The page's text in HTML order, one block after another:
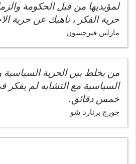
لمؤيديها من قبل الحكومة
حرية الفكر ، ناهيك عن حرية
مارلين فيرجسون
من يخلط بين الحرية السياسية
السياسية مع التشابه لم يفكر
خمس دقائق.
جورج برنارد شو